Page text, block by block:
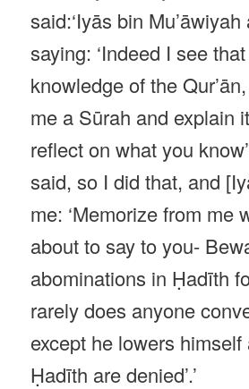
said:‘Iyās bin
saying: ‘Indeed I see
knowledge of the
me a Sūrah and explain
reflect on what you
said, so I did that, and
me: ‘Memorize from me
about to say to you-
abominations in Ḥadīth
rarely does anyone
except he lowers himself
Ḥadīth are denied’.’